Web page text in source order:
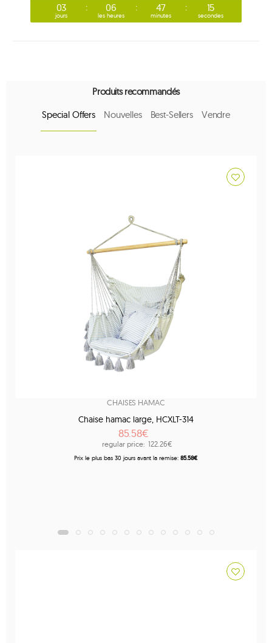
03
jours
06
les heures
47
minutes
14
secondes
Produits recommandés
Special Offers Nouvelles Best-Sellers Vendre
CHAISES HAMAC
Chaise hamac large, HCXLT-314
85.58€
regular price: 122.26€
Prix ​​le plus bas 30 jours avant la remise:85.58€